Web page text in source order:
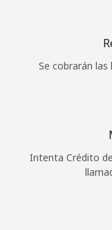
Se cobrarán
Intenta Crédito